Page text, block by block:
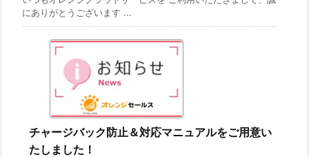
にありがとうございます ...
チャージバック防止＆対応マニュアルをご用意い
たしました！